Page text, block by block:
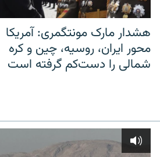
هشدار مارک مونتگمری: آمریکا
محور ایران، روسیه، چین و کره
شمالی را دست‌کم گرفته است